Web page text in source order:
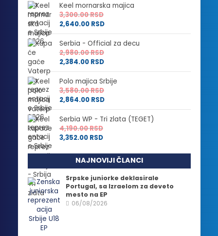
Keel mornarska majica
3,300.00RSD
2,640.00 RSD
Serbia - Official za decu
2,980.00RSD
2,384.00 RSD
Polo majica Srbije
3,580.00RSD
2,864.00 RSD
Serbia WP - Tri zlata (TEGET)
4,190.00RSD
3,352.00 RSD
NAJNOVIJI ČLANCI
Srpske juniorke deklasirale
Portugal, sa Izraelom za deveto
mesto na EP
06/08/2026